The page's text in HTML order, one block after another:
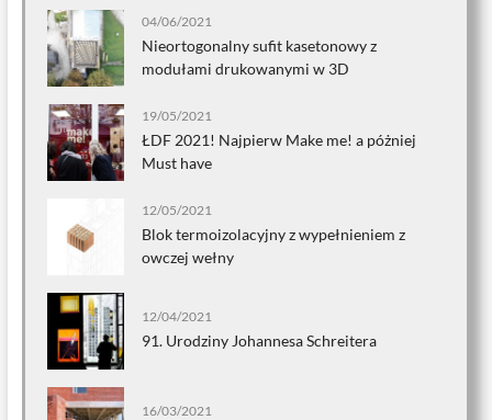
04/06/2021
Nieortogonalny sufit kasetonowy z
modułami drukowanymi w 3D
19/05/2021
ŁDF 2021! Najpierw Make me! a póżniej
Must have
12/05/2021
Blok termoizolacyjny z wypełnieniem z
owczej wełny
12/04/2021
91. Urodziny Johannesa Schreitera
16/03/2021